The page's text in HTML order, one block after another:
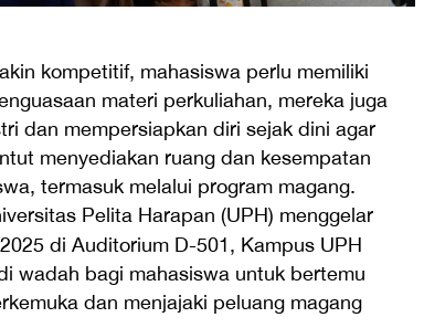
kompetitif, mahasiswa perlu memiliki
materi perkuliahan, mereka juga
dan mempersiapkan diri sejak dini agar
menyediakan ruang dan kesempatan
termasuk melalui program magang.
Pelita Harapan (UPH) menggelar
di Auditorium D-501, Kampus UPH
wadah bagi mahasiswa untuk bertemu
dan menjajaki peluang magang